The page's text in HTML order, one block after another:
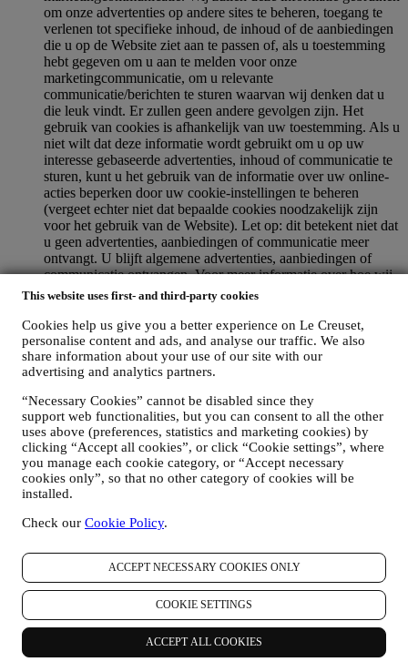
This website uses first- and third-party cookies
Cookies help us give you a better experience on Le Creuset,
personalise content and ads, and analyse our traffic. We also
share information about your use of our site with our
advertising and analytics partners.
“Necessary Cookies” cannot be disabled since they
support web functionalities, but you can consent to all the other
uses above (preferences, statistics and marketing cookies) by
clicking “Accept all cookies”, or click “Cookie settings”, where
you manage each cookie category, or “Accept necessary
cookies only”, so that no other category of cookies will be
installed.
Check our Cookie Policy.
ACCEPT NECESSARY COOKIES ONLY
COOKIE SETTINGS
ACCEPT ALL COOKIES
om onze advertenties op andere sites te beheren, toegang te
verlenen tot specifieke inhoud, de inhoud of de aanbiedingen
die u op de Website ziet aan te passen of, als u toestemming
hebt gegeven om u aan te melden voor onze
marketingcommunicatie, om u relevante
communicatie/berichten te sturen waarvan wij denken dat u
die leuk vindt. Er zullen geen andere gevolgen zijn. Het
gebruik van cookies is afhankelijk van uw toestemming. Als u
niet wilt dat deze informatie wordt gebruikt om u op uw
interesse gebaseerde advertenties, inhoud of communicatie te
sturen, kunt u het gebruik van de informatie over uw online-
acties beperken door uw cookie-instellingen te beheren
(vergeet echter niet dat bepaalde cookies noodzakelijk zijn
voor het gebruik van de Website). Let op: dit betekent niet dat
u geen advertenties, aanbiedingen of communicatie meer
ontvangt. U blijft algemene advertenties, aanbiedingen of
communicatie ontvangen. Voor meer informatie over hoe wij
cookies gebruiken en hoe u ze kunt verwijderen, raadpleegt u
PRODUCT REVIEW
Als u een van onze producten hebt gekocht, kunnen wij u een
e-mail sturen met de vraag om uw producten te beoordelen.
Wij zijn geïnteresseerd in productbeoordelingen van onze
onze producten en diensten voortdurend te verbeteren. Aan
het einde van het aankoopproces kunnen wij u ook uitnodigen
om uw productbeoordeling te schrijven. De beoordeling is
niet verplicht, en u bent vrij om deze al dan niet in te dienen.
WHATSAPP FOR BUSINESS
Sommige van onze fysieke winkels gebruiken WhatsApp for
ondersteuning te bieden en informatie over onze producten te
producten. Er worden geen creditcardgegevens of andere
gevoelige informatie gevraagd via WhatsApp. U kunt meer te
weten komen over de voorwaarden en garanties van
WhatsApp voor de internationale overdracht van uw
gegevens op https://www.whatsapp.com/legal/privacy-policy-
eea. U kunt uw rechten inzake gegevensbescherming